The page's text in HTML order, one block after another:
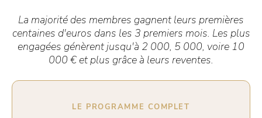
La majorité des membres gagnent leurs premières
centaines d'euros dans les 3 premiers mois. Les plus
engagées génèrent jusqu'à 2 000, 5 000, voire 10
000 € et plus grâce à leurs reventes.
LE PROGRAMME COMPLET